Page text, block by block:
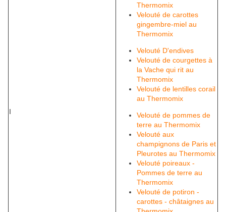
I
Thermomix
Velouté de carottes
gingembre-miel au
Thermomix
Velouté D'endives
Velouté de courgettes à
la Vache qui rit au
Thermomix
Velouté de lentilles corail
au Thermomix
Velouté de pommes de
terre au Thermomix
Velouté aux
champignons de Paris et
Pleurotes au Thermomix
Velouté poireaux -
Pommes de terre au
Thermomix
Velouté de potiron -
carottes - châtaignes au